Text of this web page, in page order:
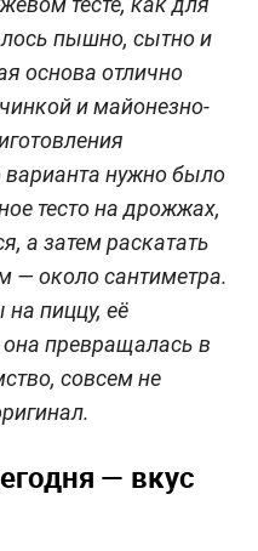
пышно, сытно и
основа отлично
и майонезно-
варианта нужно было
тесто на дрожжах,
а затем раскатать
— около сантиметра.
пиццу, её
она превращалась в
совсем не
— вкус